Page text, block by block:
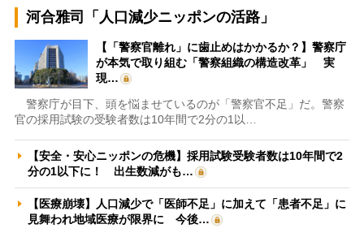
河合雅司「人口減少ニッポンの活路」
【「警察官離れ」に歯止めはかかるか？】警察庁
が本気で取り組む「警察組織の構造改革」 実
現…
警察庁が目下、頭を悩ませているのが「警察官不足」だ。警察
官の採用試験の受験者数は10年間で2分の1以…
【安全・安心ニッポンの危機】採用試験受験者数は10年間で2
分の1以下に！ 出生数減がも…
【医療崩壊】人口減少で「医師不足」に加えて「患者不足」に
見舞われ地域医療が限界に 今後…